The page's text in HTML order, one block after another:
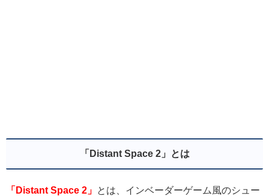
「Distant Space 2」とは
「Distant Space 2」 とは、インベーダーゲーム風のシュー